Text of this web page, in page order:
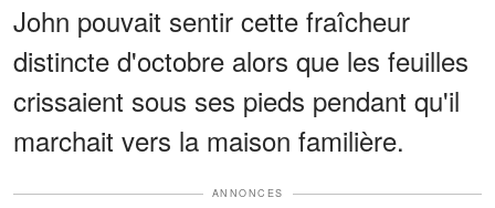
John pouvait sentir cette fraîcheur
distincte d'octobre alors que les feuilles
crissaient sous ses pieds pendant qu'il
marchait vers la maison familière.
ANNONCES